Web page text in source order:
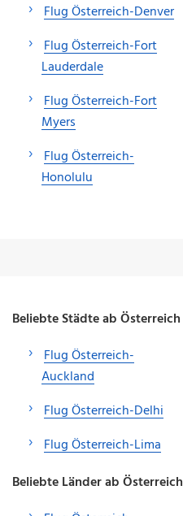
Flug Österreich-Denver
Flug Österreich-Fort
Lauderdale
Flug Österreich-Fort
Myers
Flug Österreich-
Honolulu
Beliebte Städte ab Österreich
Flug Österreich-
Auckland
Flug Österreich-Delhi
Flug Österreich-Lima
Beliebte Länder ab Österreich